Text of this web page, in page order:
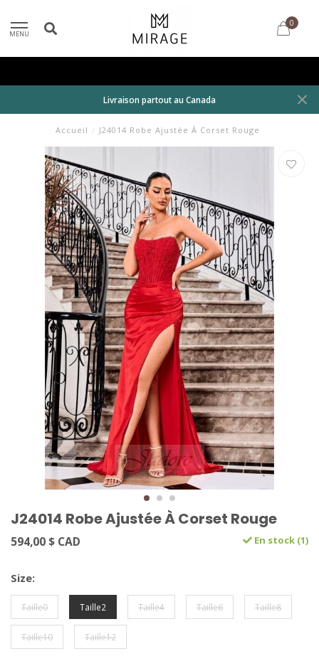
MENU
0
Livraison partout au Canada
Accueil / J24014 Robe Ajustée À Corset Rouge
J24014 Robe Ajustée À Corset Rouge
594,00 $ CAD En stock (1)
Size:
Taille0 Taille2 Taille4 Taille6 Taille8
Taille10 Taille12